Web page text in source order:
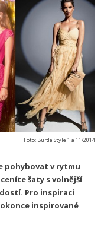
Foto: Burda Style 1 a 11/2014
pohybovat v rytmu
šaty s volnější
Pro inspiraci
inspirované